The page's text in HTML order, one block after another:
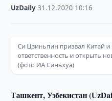
UzDaily ·31.12.2020 10:16
Си Цзиньпин призвал Китай и
ответственность и открыть
(фото ИА Синьхуа)
Ташкент, Узбекистан